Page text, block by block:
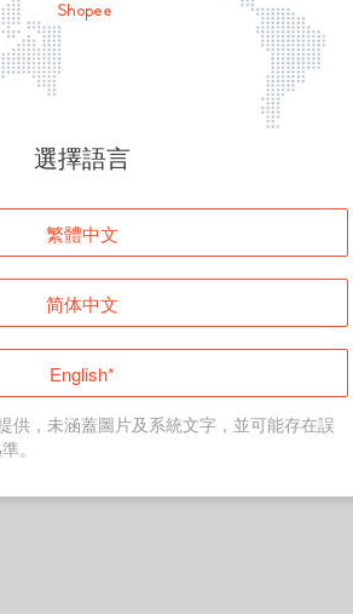
頁面無法顯示
登入
返回首頁
選擇語言
繁體中文
简体中文
English*
供，未涵蓋圖片及系統文字，並可能存在誤
。